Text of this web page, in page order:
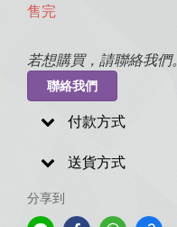
售完
若想購買，請聯絡我們。
聯絡我們
付款方式
送貨方式
分享到